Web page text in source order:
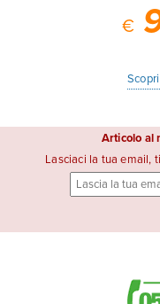
€
Articolo al
Lasciaci la tua email,